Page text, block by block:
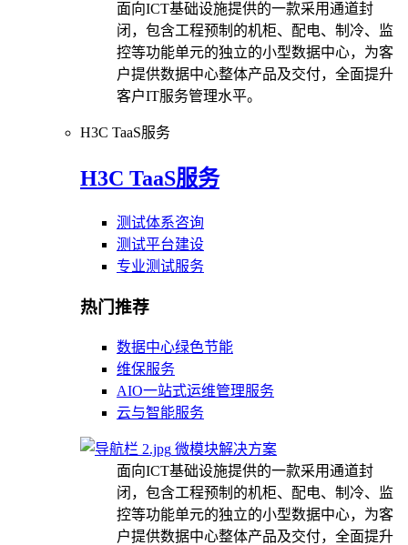
面向ICT基础设施提供的一款采用通道封
闭，包含工程预制的机柜、配电、制冷、监
控等功能单元的独立的小型数据中心，为客
户提供数据中心整体产品及交付，全面提升
客户IT服务管理水平。
H3C TaaS服务
H3C TaaS服务
测试体系咨询
测试平台建设
专业测试服务
热门推荐
数据中心绿色节能
维保服务
AIO一站式运维管理服务
云与智能服务
微模块解决方案
面向ICT基础设施提供的一款采用通道封
闭，包含工程预制的机柜、配电、制冷、监
控等功能单元的独立的小型数据中心，为客
户提供数据中心整体产品及交付，全面提升